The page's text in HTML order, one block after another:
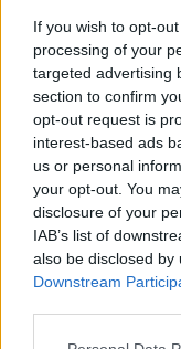
If you wish to opt-
processing of your
targeted advertising
section to confirm
opt-out request is
interest-based ads
us or personal
your opt-out. You
disclosure of your
IAB’s list of
also be disclosed
Downstream
Please note that
austriaca que
entrañable
barroca y los
del río Salzach y
rodean, el lugar
hogar es
de nacimiento
Salzburgo es
también para
Con su barrio
su castillo en la